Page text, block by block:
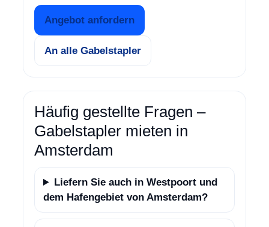
Angebot anfordern
An alle Gabelstapler
Häufig gestellte Fragen –
Gabelstapler mieten in
Amsterdam
Liefern Sie auch in Westpoort und
dem Hafengebiet von Amsterdam?